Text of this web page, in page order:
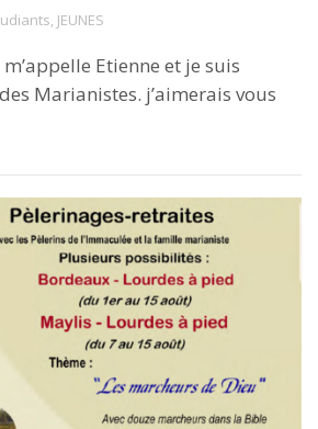
, JEUNES
Etienne et je suis
Marianistes. j’aimerais vous